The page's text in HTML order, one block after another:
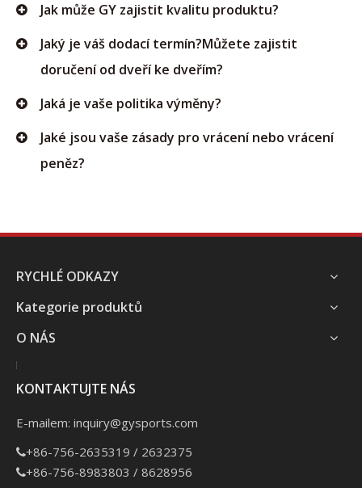
Jak může GY zajistit kvalitu produktu?
Jaký je váš dodací termín?Můžete zajistit
doručení od dveří ke dveřím?
Jaká je vaše politika výměny?
Jaké jsou vaše zásady pro vrácení nebo vrácení
peněz?
RYCHLÉ ODKAZY
Kategorie produktů
O NÁS
KONTAKTUJTE NÁS
E-mailem: inquiry@gysports.com
+86-756-2635319 / 2632375
+86-756-8983803 / 8628956